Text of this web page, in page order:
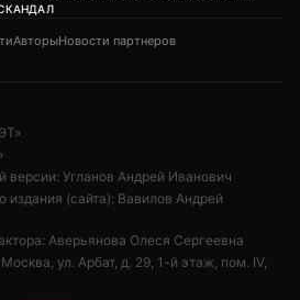
АвторыНовости партнеров
версии: Угланов Андрей Иванович
издания (сайта): Вавилов Андрей
Аверьянова Олеся Сергеевна
ул. Арбат, д. 29, 1-й этаж, пом. IV,